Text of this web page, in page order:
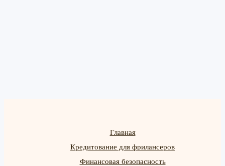
Главная
Кредитование для фрилансеров
Финансовая безопасность